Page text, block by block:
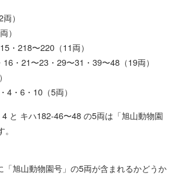
）
）
・218〜220（11両）
・21〜23・29〜31・39〜48（19両）
・6・10（5両）
と キハ182-46〜48 の5両は「旭山動物園
「旭山動物園号」の5両が含まれるかどうか